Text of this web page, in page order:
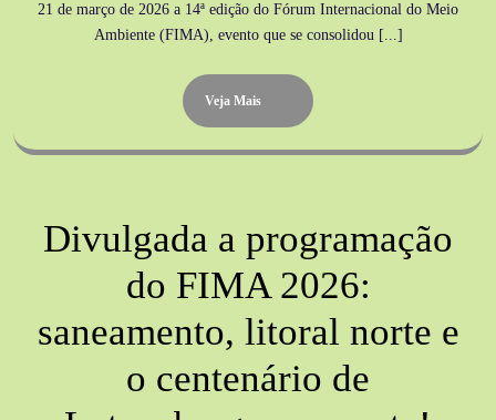
21 de março de 2026 a 14ª edição do Fórum Internacional do Meio
Ambiente (FIMA), evento que se consolidou [...]
Veja Mais
Divulgada a programação
do FIMA 2026:
saneamento, litoral norte e
o centenário de